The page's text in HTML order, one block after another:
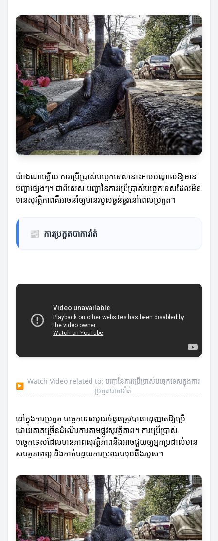
យ៉ាងណាឡើយ ការប្រើប្រាស់បច្ចេកទេសនោះអាចបណ្តាលឱ្យមាន
បញ្ហាផ្សេងៗ។ ជាពិសេស បញ្ហានៃការប្រើប្រាស់បច្ចេកទេសដែលមិន
មានសុវត្ថិភាពគឺអាចនាំឲ្យមានរបួសធ្ងន់ធ្ងរនៅពេលប្រកួត។
📰 ការប្រកួតបាការ៉ាត់
▶
Watch Video related to: បញ្ហានៃការប្រើប្រាស់បច្ចេកទេសក្នុងការ
ប្រកួតបាការ៉ាត់
នៅក្នុងការប្រកួត បច្ចេកទេសមួយចំនួនត្រូវបានអនុញ្ញាតឱ្យប្រើ
ដោយភាគច្រើនដំណើរការតាមផ្លូវសុវត្ថិភាព។ ការប្រើប្រាស់
បច្ចេកទេសដែលមានភាពសុវត្ថិភាពនឹងអាចជួយឲ្យអ្នកប្រដាល់មាន
សមត្ថភាពល្អ និងកាត់បន្ថយការប្រឈមមុខនឹងរបួស។